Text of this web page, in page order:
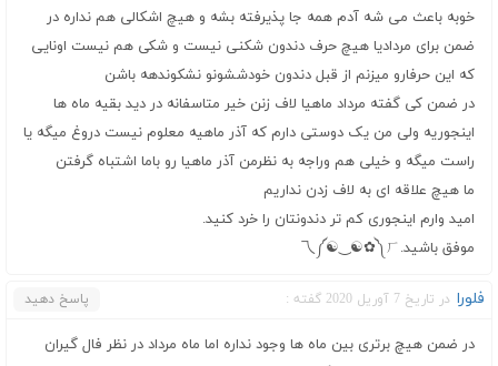
خوبه باعث می شه آدم همه جا پذیرفته بشه و هیچ اشکالی هم نداره در
ضمن برای مردادیا هیچ حرف دندون شکنی نیست و شکی هم نیست اونایی
که این حرفارو میزنم از قبل دندون خودششونو نشکوندهه باشن
در ضمن کی گفته مرداد ماهیا لاف زنن خیر متاسفانه در دید بقیه ماه ها
اینجوریه ولی من یک دوستی دارم که آذر ماهیه معلوم نیست دروغ میگه یا
راست میگه و خیلی هم وراجه به نظرمن آذر ماهیا رو باما اشتباه گرفتن
ما هیچ علاقه ای به لاف زدن نداریم
امید وارم اینجوری کم تر دندونتان را خرد کنید.
موفق باشید.⁦乁༼☯‿☯✿༽ㄏ⁩
فلورا در تاریخ 7 آوریل 2020 گفته : پاسخ دهید
در ضمن هیچ برتری بین ماه ها وجود نداره اما ماه مرداد در نظر فال گیران